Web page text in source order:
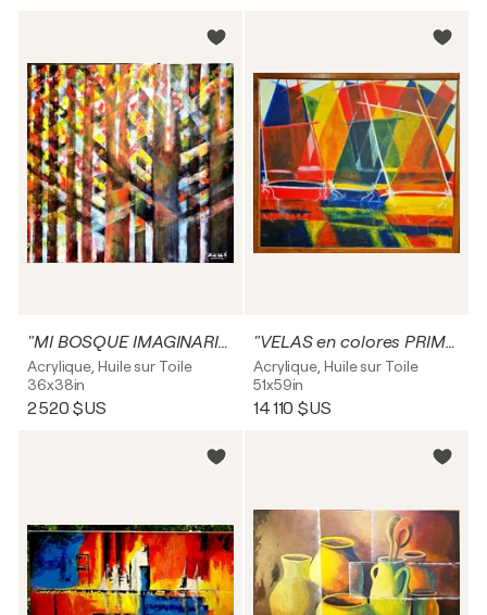
"MI BOSQUE IMAGINARIO"
Acrylique, Huile sur Toile
36x38in
2 520 $US
"VELAS en colores PRIMARIOS"
Acrylique, Huile sur Toile
51x59in
14 110 $US